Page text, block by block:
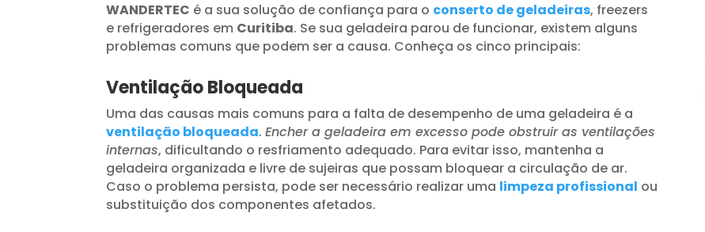
WANDERTEC é a sua solução de confiança para o conserto de geladeiras, freezers
e refrigeradores em Curitiba. Se sua geladeira parou de funcionar, existem alguns
problemas comuns que podem ser a causa. Conheça os cinco principais:
Ventilação Bloqueada
Uma das causas mais comuns para a falta de desempenho de uma geladeira é a
ventilação bloqueada.Encher a geladeira em excesso pode obstruir as ventilações
internas, dificultando o resfriamento adequado. Para evitar isso, mantenha a
geladeira organizada e livre de sujeiras que possam bloquear a circulação de ar.
Caso o problema persista, pode ser necessário realizar uma limpeza profissional ou
substituição dos componentes afetados.